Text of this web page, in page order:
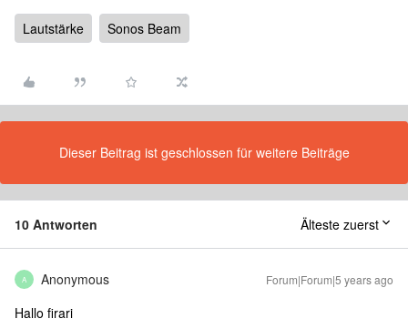
Lautstärke Sonos Beam
Dieser Beitrag ist geschlossen für weitere Beiträge
10 Antworten Älteste zuerst
A Anonymous Forum|Forum|5 years ago
Hallo firari